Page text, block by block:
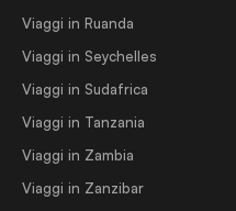
Viaggi in Ruanda
Viaggi in Seychelles
Viaggi in Sudafrica
Viaggi in Tanzania
Viaggi in Zambia
Viaggi in Zanzibar